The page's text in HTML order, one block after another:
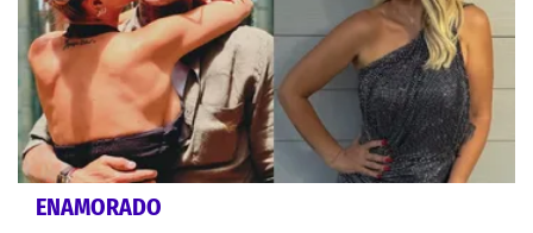
ENAMORADO